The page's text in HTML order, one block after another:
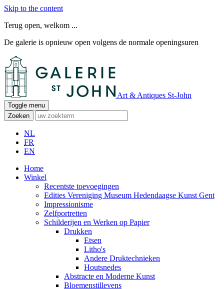
Skip to the content
Terug open, welkom ...
De galerie is opnieuw open volgens de normale openingsuren
Art & Antiques St-John
Toggle menu
Zoeken
NL
FR
EN
Home
Winkel
Recentste toevoegingen
Edities Vereniging Museum Hedendaagse Kunst Gent
Impressionisme
Zelfportretten
Schilderijen en Werken op Papier
Drukken
Etsen
Litho's
Andere Druktechnieken
Houtsnedes
Abstracte en Moderne Kunst
Bloemenstillevens